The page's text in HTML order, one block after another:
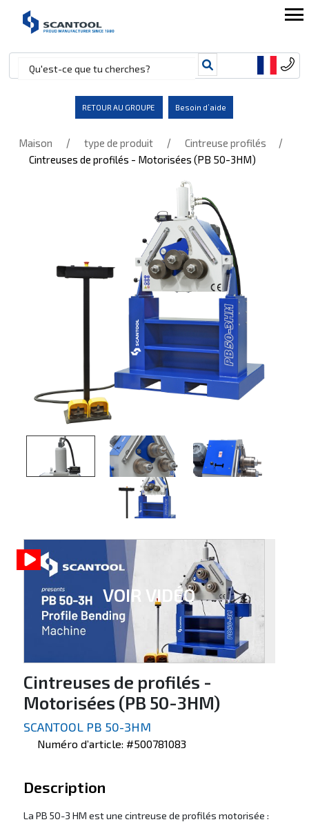
RETOUR AU GROUPE Besoin d’aide
Maison / type de produit / Cintreuse profilés /
Cintreuses de profilés - Motorisées (PB 50-3HM)
VOIR VIDÉO
Cintreuses de profilés -
Motorisées (PB 50-3HM)
SCANTOOL PB 50-3HM
Numéro d’article: #500781083
Description
La PB 50-3 HM est une cintreuse de profilés motorisée :